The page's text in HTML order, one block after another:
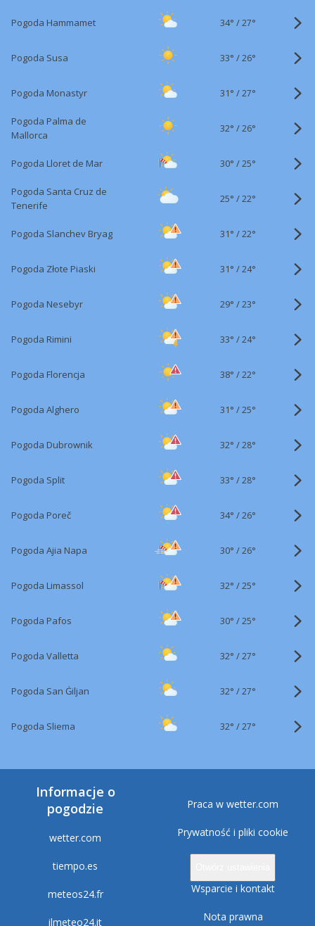
Pogoda Hammamet 34° /27°
Pogoda Susa 33° /26°
Pogoda Monastyr 31° /27°
Pogoda Palma de
Mallorca
32° /26°
Pogoda Lloret de Mar 30° /25°
Pogoda Santa Cruz de
Tenerife
25° /22°
Pogoda Slanchev Bryag 31° /22°
Pogoda Złote Piaski 31° /24°
Pogoda Nesebyr 29° /23°
Pogoda Rimini 33° /24°
Pogoda Florencja 38° /22°
Pogoda Alghero 31° /25°
Pogoda Dubrownik 32° /28°
Pogoda Split 33° /28°
Pogoda Poreč 34° /26°
Pogoda Ajia Napa 30° /26°
Pogoda Limassol 32° /25°
Pogoda Pafos 30° /25°
Pogoda Valletta 32° /27°
Pogoda San Ġiljan 32° /27°
Pogoda Sliema 32° /27°
Informacje o
pogodzie
wetter.com
tiempo.es
meteos24.fr
ilmeteo24.it
Praca w wetter.com
Prywatność i pliki cookie
Wsparcie i kontakt
Nota prawna